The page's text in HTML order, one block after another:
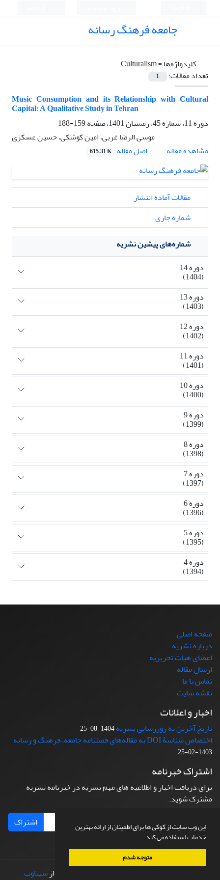
این وب سایت از کوکی ها برای اطمینان از ارائه بهترین
خدمات استفاده می کند.
متوجه شدم
جامعه فرهنگ رسانه
کلیدواژه‌ها =Culturalism
تعداد مقالات:
1
Music Consumption and its Relationship with Cultural
Capital: A Qualitative Study in Tehran
دوره 11، شماره 45، زمستان 1401، صفحه
159-188
موسی الرضا غربی، امین کوشکی، حسین عسکری
مشاهده مقاله
اصل مقاله 615.31 K
مقالات آماده انتشار
شماره جاری
شماره‌های پیشین نشریه
دوره 14
(1404)
دوره 13
(1403)
دوره 12
(1402)
دوره 11
(1401)
دوره 10
(1400)
دوره 9
(1399)
دوره 8
(1398)
دوره 7
(1397)
دوره 6
(1396)
دوره 5
(1395)
دوره 4
(1394)
صفحه اصلی
درباره نشریه
اعضای هیات تحریریه
ارسال مقاله
تماس با ما
نقشه سایت
اخبار و اعلانات
تاریخ آخرین به روزرسانی نشریه1404-08-25
اختصاص شناسۀ DOI به مقاله‌های فصلنامه جامعه، فرهنگ و رسانه
1403-02-25
اشتراک خبرنامه
برای دریافت اخبار و اطلاعیه های مهم نشریه در خبرنامه نشریه
مشترک شوید.
اشتراک
طراحی و پیاده سازی از سیناوب